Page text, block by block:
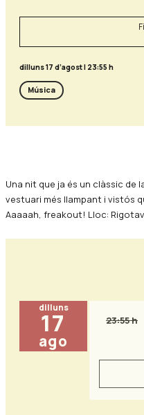
dilluns 17 d’agost| 23:55 h
Música
Una nit que ja és un clàssic de
vestuari més llampant i vistós
Aaaaah, freakout! Lloc:
dilluns
17
ago
23:55 h